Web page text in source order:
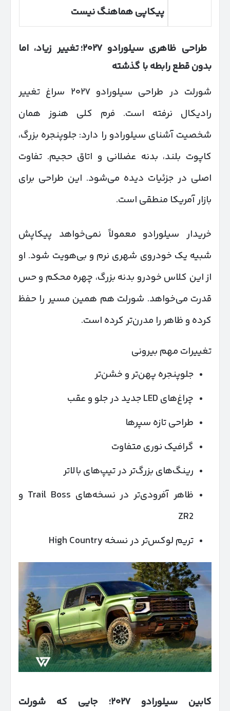
پیکاپی هماهنگ نیست
طراحی ظاهری سیلورادو۲۰۲۷؛ تغییر زیاد، اما
بدون قطع رابطه با گذشته
شورلت در طراحی سیلورادو ۲۰۲۷ سراغ تغییر
رادیکال نرفته است. فرم کلی هنوز همان
شخصیت آشنای سیلورادو را دارد: جلوپنجره بزرگ،
کاپوت بلند، بدنه عضلانی و اتاق حجیم. تفاوت
اصلی در جزئیات دیده می‌شود. این طراحی برای
بازار آمریکا منطقی است.
خریدار سیلورادو معمولاً نمی‌خواهد پیکاپش
شبیه یک خودروی شهری نرم و بی‌هویت شود. او
از این کلاس خودرو بدنه بزرگ، چهره محکم و حس
قدرت می‌خواهد. شورلت هم همین مسیر را حفظ
کرده و ظاهر را مدرن‌تر کرده است.
تغییرات مهم بیرونی
جلوپنجره پهن‌تر و خشن‌تر
چراغ‌های LED جدید در جلو و عقب
طراحی تازه سپرها
گرافیک نوری متفاوت
رینگ‌های بزرگ‌تر در تیپ‌های بالاتر
ظاهر آفرودی‌تر در نسخه‌های Trail Boss و
ZR2
تریم لوکس‌تر در نسخه High Country
کابین سیلورادو۲۰۲۷؛ جایی که شورلت